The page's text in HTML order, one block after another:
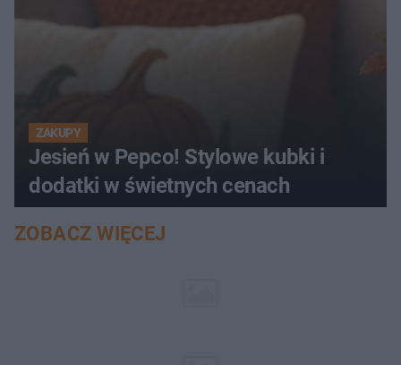
ZAKUPY
Jesień w Pepco! Stylowe kubki i
dodatki w świetnych cenach
ZOBACZ WIĘCEJ